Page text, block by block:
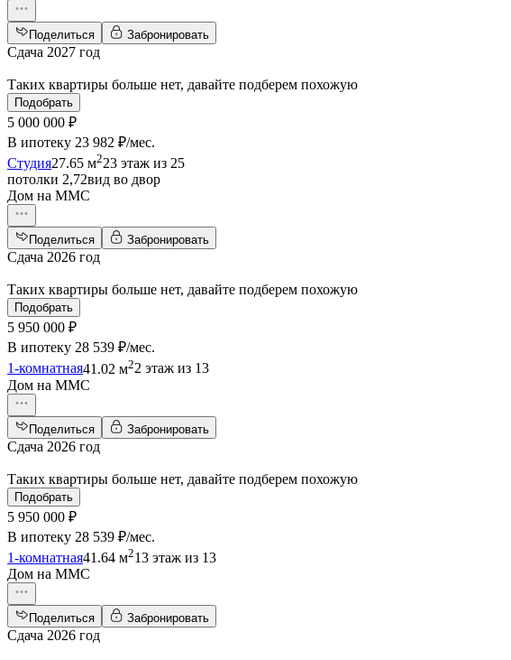
Поделиться Забронировать
Сдача 2027 год
Таких квартиры больше нет, давайте подберем похожую
Подобрать
5 000 000 ₽
В ипотеку 23 982 ₽/мес.
Студия27.65 м223 этаж из 25
потолки 2,72вид во двор
Дом на ММС
Поделиться Забронировать
Сдача 2026 год
Таких квартиры больше нет, давайте подберем похожую
Подобрать
5 950 000 ₽
В ипотеку 28 539 ₽/мес.
1-комнатная41.02 м22 этаж из 13
Дом на ММС
Поделиться Забронировать
Сдача 2026 год
Таких квартиры больше нет, давайте подберем похожую
Подобрать
5 950 000 ₽
В ипотеку 28 539 ₽/мес.
1-комнатная41.64 м213 этаж из 13
Дом на ММС
Поделиться Забронировать
Сдача 2026 год